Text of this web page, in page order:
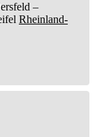
–
Rheinland-